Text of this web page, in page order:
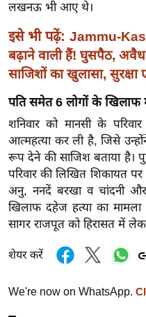
फ
म
नो
रं
ज
न
ज
ग
त
बॉ
ली
वु
ड
हॉ
वु
लखनऊ भी आए थे।
इसे भी पढ़ें: Jammu-
बढ़ाने वाली हैं! घुसपैठ,
साजिशों का खुलासा, सुरक्षा
पति समेत 6 लोगों के खिलाफ
शनिवार को मानसी के
आत्महत्या कर ली है, जिसे
रूप देने की साजिश बताया है।
परिवार की लिखित शिकायत
अनु, ननदें बरखा व चांदनी
खिलाफ दहेज हत्या का
सागर राजपूत को हिरासत में
शेयर करें
We're now on WhatsApp.